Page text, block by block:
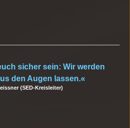
sicher sein: Wir werden
den Augen lassen.«
(SED-Kreisleiter)